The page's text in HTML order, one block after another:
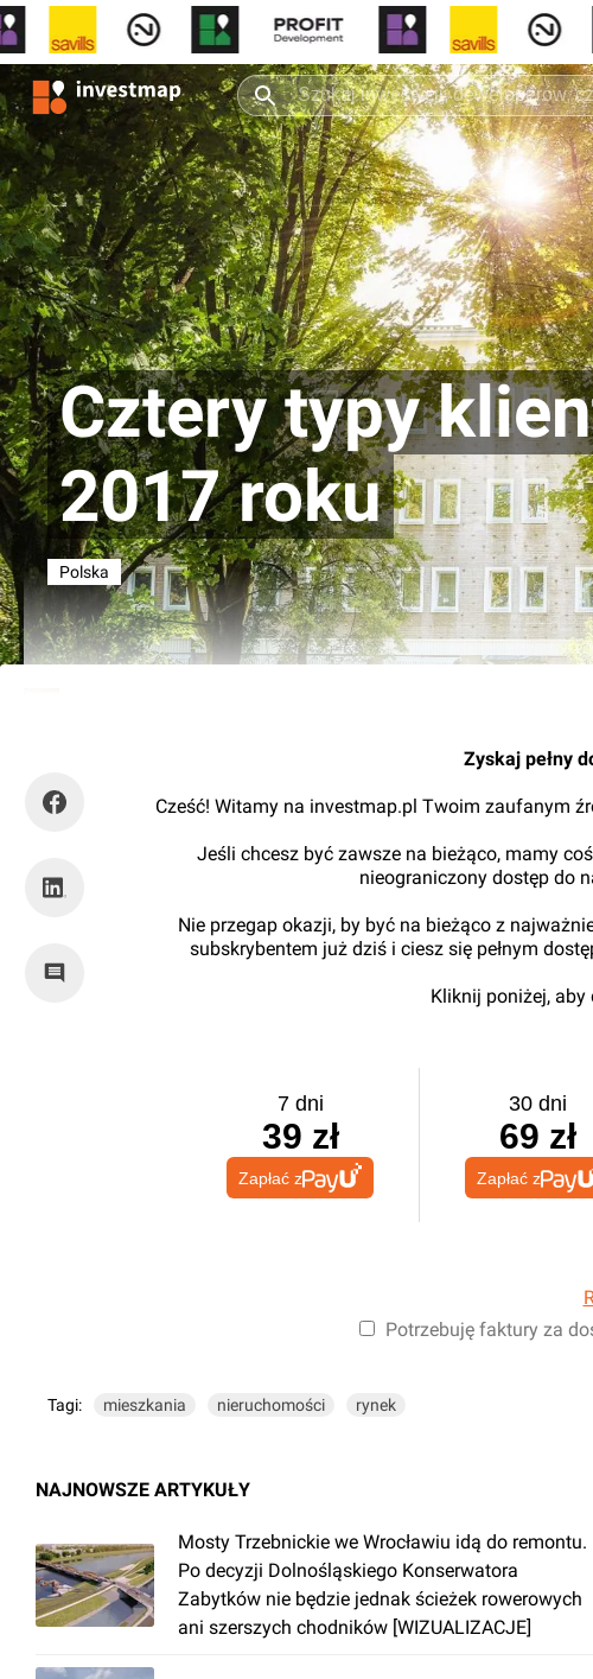
Cztery typy
2017 roku
Polska
Zyskaj pełny
Cześć! Witamy na investmap.pl Twoim zaufanym
Jeśli chcesz być zawsze na bieżąco, mamy
nieograniczony dostęp do
Nie przegap okazji, by być na bieżąco z
subskrybentem już dziś i ciesz się pełnym
Kliknij poniżej, aby
7 dni
39 zł
Zapłać z
30 dni
69 zł
Zapłać z
Potrzebuję faktury za
Tagi: mieszkania nieruchomości rynek
NAJNOWSZE ARTYKUŁY
Mosty Trzebnickie we Wrocławiu idą do remontu.
Po decyzji Dolnośląskiego Konserwatora
Zabytków nie będzie jednak ścieżek rowerowych
ani szerszych chodników [WIZUALIZACJE]